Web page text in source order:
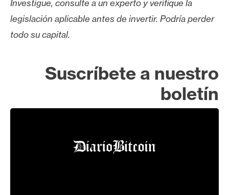
Investigue, consulte a un experto y verifique la
legislación aplicable antes de invertir. Podría perder
todo su capital.
Suscríbete a nuestro
boletín